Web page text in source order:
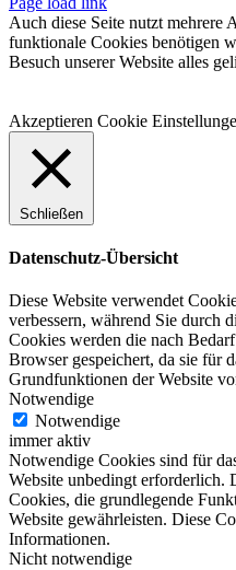
Mail
Auch diese Seite nutzt mehrere
funktionale Cookies benötigen
Besuch unserer Website alles
Akzeptieren Cookie
Schließen
Datenschutz-Übersicht
Diese Website verwendet
verbessern, während Sie durch
Cookies werden die nach
Browser gespeichert, da sie für
Grundfunktionen der Website
Notwendige
Notwendige
immer aktiv
Notwendige Cookies sind für
Website unbedingt erforderlich.
Cookies, die grundlegende
Website gewährleisten. Diese
Informationen.
Nicht notwendige